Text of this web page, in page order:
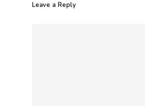
Leave a Reply